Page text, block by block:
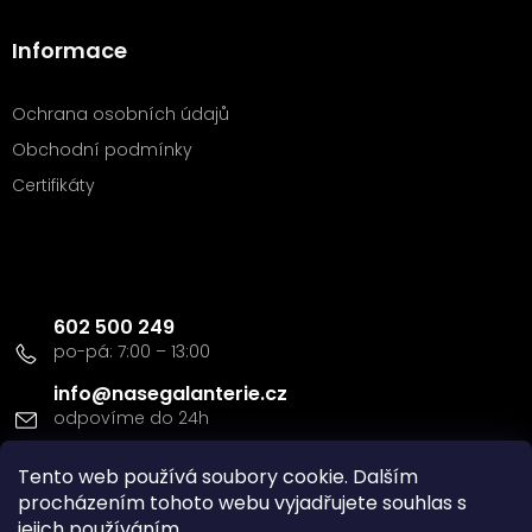
Tento web používá soubory cookie. Dalším
procházením tohoto webu vyjadřujete souhlas s
Informace
Ochrana osobních údajů
Obchodní podmínky
Certifikáty
info@nasegalanterie.cz
602 500 249
Doprava a platba